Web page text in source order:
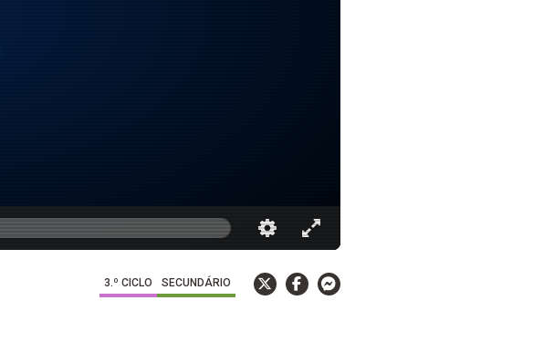
3.º CICLO SECUNDÁRIO